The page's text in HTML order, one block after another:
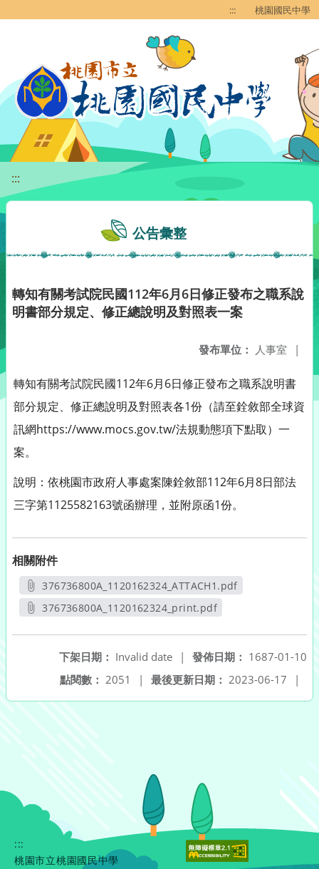
::: 桃園國民中學
:::
公告彙整
轉知有關考試院民國112年6月6日修正發布之職系說
明書部分規定、修正總說明及對照表一案
發布單位： 人事室 |
轉知有關考試院民國112年6月6日修正發布之職系說明書
部分規定、修正總說明及對照表各1份（請至銓敘部全球資
訊網https://www.mocs.gov.tw/法規動態項下點取）一
案。
說明：依桃園市政府人事處案陳銓敘部112年6月8日部法
三字第1125582163號函辦理，並附原函1份。
相關附件
376736800A_1120162324_ATTACH1.pdf
另開新視窗
376736800A_1120162324_print.pdf
發佈日期： 1687-01-10
下架日期： Invalid date
|
最後更新日期： 2023-06-17 |
點閱數： 2051 |
:::
桃園市立桃園國民中學